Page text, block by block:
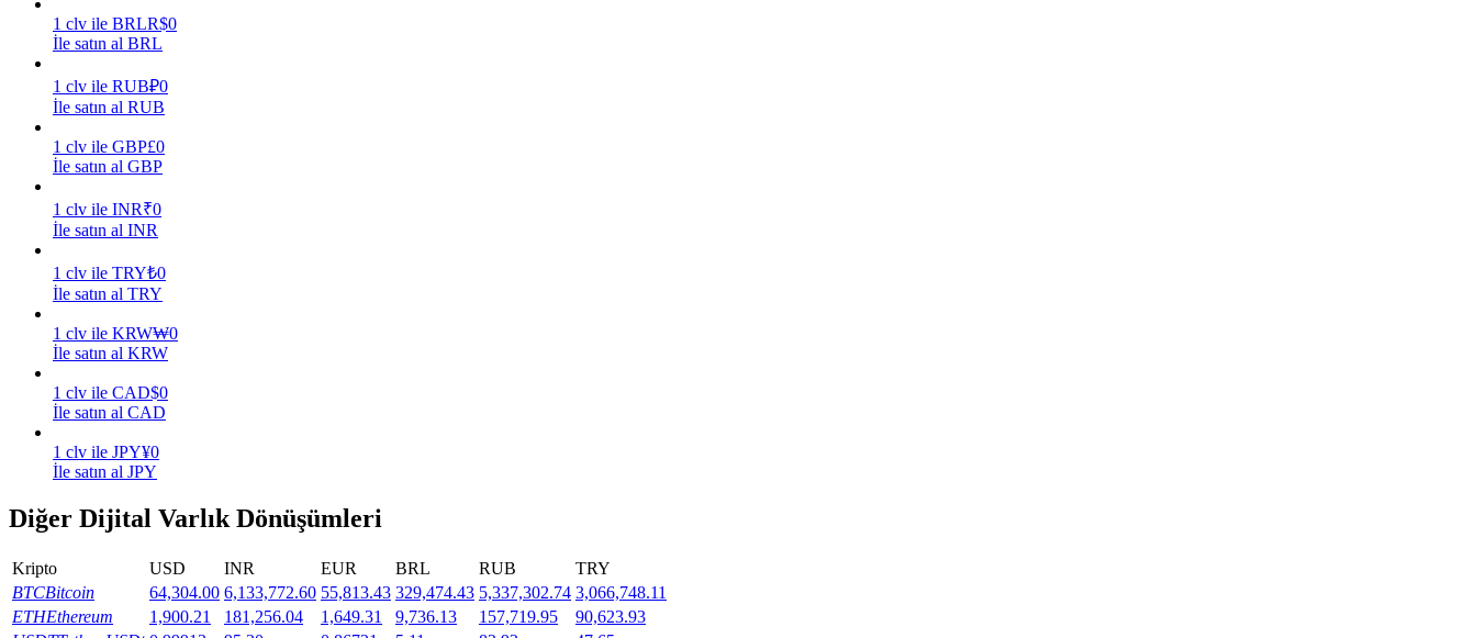
Kazan
Power Piggy
Günlük rekabetçi ödüller kazanın
1 clv ile BRLR$0
İle satın al BRL
1 clv ile RUB₽0
İle satın al RUB
1 clv ile GBP£0
İle satın al GBP
1 clv ile INR₹0
İle satın al INR
1 clv ile TRY₺0
İle satın al TRY
1 clv ile KRW₩0
İle satın al KRW
1 clv ile CAD$0
İle satın al CAD
1 clv ile JPY¥0
İle satın al JPY
Diğer Dijital Varlık Dönüşümleri
Kripto USD INR EUR BRL RUB
TRY
BTCBitcoin 64,304.00 6,133,772.60 55,813.43 329,474.43 5,337,302.74 3,066,748.11
ETHEthereum 1,900.21 181,256.04 1,649.31 9,736.13 157,719.95
90,623.93